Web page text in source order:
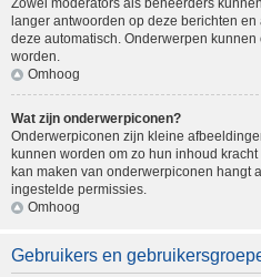
Zowel moderators als beheerders
langer antwoorden op deze berichten
deze automatisch. Onderwerpen
worden.
Omhoog
Wat zijn onderwerpiconen?
Onderwerpiconen zijn kleine
kunnen worden om zo hun inhoud
kan maken van onderwerpiconen hangt
ingestelde permissies.
Omhoog
Gebruikers en